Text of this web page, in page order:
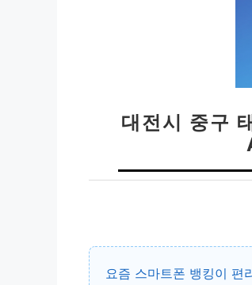
대전시 중구
요즘 스마트폰 뱅킹이 편